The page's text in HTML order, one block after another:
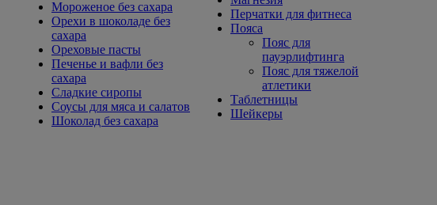
Мороженое без сахара
Орехи в шоколаде без
сахара
Ореховые пасты
Печенье и вафли без
сахара
Сладкие сиропы
Соусы для мяса и салатов
Шоколад без сахара
Перчатки для фитнеса
Пояса
Пояс для
пауэрлифтинга
Пояс для тяжелой
атлетики
Таблетницы
Шейкеры